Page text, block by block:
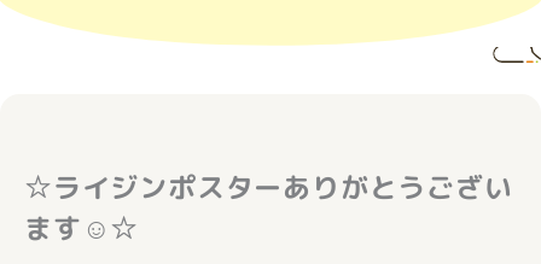
☆ライジンポスターありがとうござい
ます☺☆